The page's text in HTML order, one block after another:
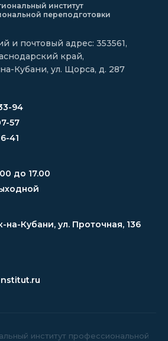
институт
переподготовки
и почтовый адрес: 353561,
край,
Кубани, ул. Щорса, д. 287
94
57
41
до 17.00
на-Кубани, ул. Проточная, 136
институт профессиональной